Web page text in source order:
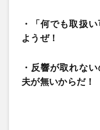
・「何でも取扱
ようぜ！
・反響が取れな
夫が無いからだ！